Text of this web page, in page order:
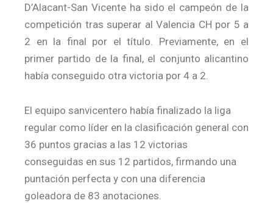
D’Alacant-San Vicente ha sido el campeón de la
competición tras superar al Valencia CH por 5 a
2 en la final por el título. Previamente, en el
primer partido de la final, el conjunto alicantino
había conseguido otra victoria por 4 a 2.
El equipo sanvicentero había finalizado la liga
regular como líder en la clasificación general con
36 puntos gracias a las 12 victorias
conseguidas en sus 12 partidos, firmando una
puntación perfecta y con una diferencia
goleadora de 83 anotaciones.